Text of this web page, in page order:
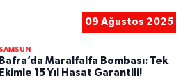
09 Ağustos 2025
SAMSUN
Bafra’da Maralfalfa Bombası: Tek
Ekimle 15 Yıl Hasat Garantili!